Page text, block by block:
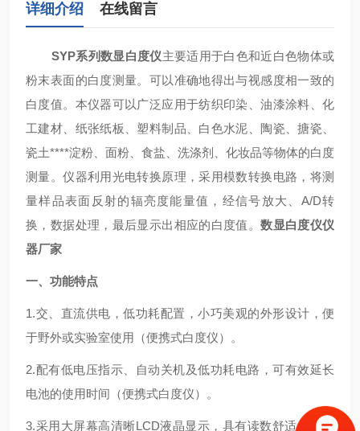
详细介绍 在线留言
SYP系列数显白度仪主要适用于白色和近白色物体或
粉末表面的白度测量。可以准确地得出与视感度相一致的
白度值。本仪器可以广泛应用于纺织印染、油漆涂料、化
工建材、纸张纸板、塑料制品、白色水泥、陶瓷、搪瓷、
瓷土****淀粉、面粉、食盐、洗涤剂、化妆品等物体的白度
测量。仪器利用光电转换原理，采用模数转换电路，将测
量样品表面反射的辐亮度能量值，经信号放大、 A/D转
换，数据处理，最后显示出相应的白度值。数显白度仪仪
器厂家
一、功能特点
1.交、直流供电，低功耗配置，小巧美观的外形设计，便
于野外或实验室使用（便携式白度仪）。
2.配有低电压指示、自动关机及低功耗电路，可有效延长
电池的使用时间（便携式白度仪）。
3.采用大屏幕高清晰LCD液晶显示，具有读数舒适，且不